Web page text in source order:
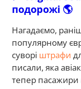
подорожі 🌎
Нагадаємо,
популярному
суворі штрафи
писали, яка
тепер пасажири